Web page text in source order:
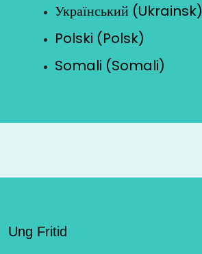
Український (Ukrainsk)
Polski (Polsk)
Somali (Somali)
Ung Fritid